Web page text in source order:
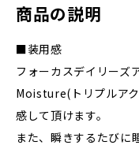
商品の説明
■装用感
フォーカスデイリー
Moisture(トリプルア
感して頂けます。
また、瞬きするたびに